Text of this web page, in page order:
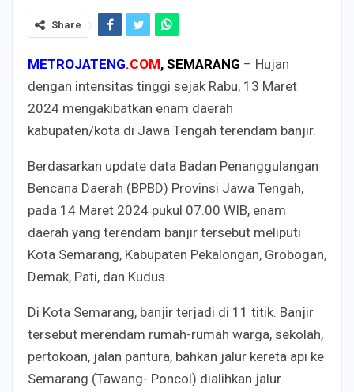
Share
METROJATENG.COM, SEMARANG – Hujan
dengan intensitas tinggi sejak Rabu, 13 Maret
2024 mengakibatkan enam daerah
kabupaten/kota di Jawa Tengah terendam banjir.
Berdasarkan update data Badan Penanggulangan
Bencana Daerah (BPBD) Provinsi Jawa Tengah,
pada 14 Maret 2024 pukul 07.00 WIB, enam
daerah yang terendam banjir tersebut meliputi
Kota Semarang, Kabupaten Pekalongan, Grobogan,
Demak, Pati, dan Kudus.
Di Kota Semarang, banjir terjadi di 11 titik. Banjir
tersebut merendam rumah-rumah warga, sekolah,
pertokoan, jalan pantura, bahkan jalur kereta api ke
Semarang (Tawang- Poncol) dialihkan jalur